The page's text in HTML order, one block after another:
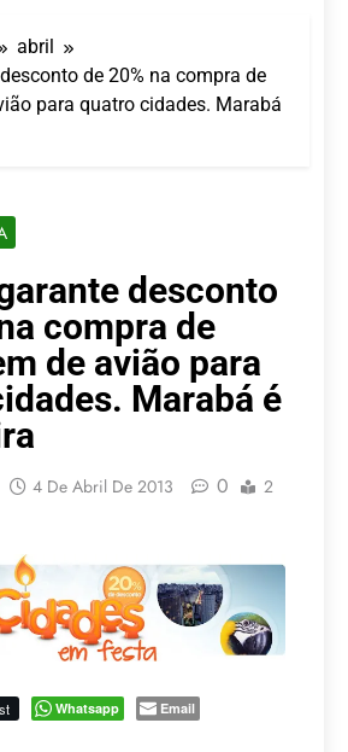
nos aeroportos da
Região Sul
7 De Agosto De 2026
Hotel Premium
Campinas fortalece
de operação do
Embraer 195-E2
5 De Agosto De 2026
Azul retoma voos
diretos entre Porto
Alegre e Montevidéu
em dezembro
5 De Agosto De 2026
abril
de 20% na compra de
para quatro cidades. Marabá
desconto
compra de
de avião para
Marabá é
4 De Abril De 2013 0
2
Whatsapp Email